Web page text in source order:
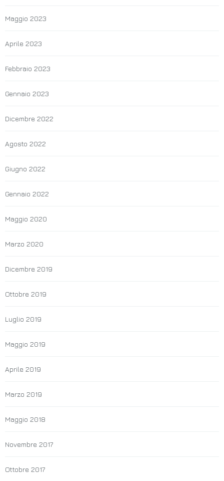
Maggio 2023
Aprile 2023
Febbraio 2023
Gennaio 2023
Dicembre 2022
Agosto 2022
Giugno 2022
Gennaio 2022
Maggio 2020
Marzo 2020
Dicembre 2019
Ottobre 2019
Luglio 2019
Maggio 2019
Aprile 2019
Marzo 2019
Maggio 2018
Novembre 2017
Ottobre 2017